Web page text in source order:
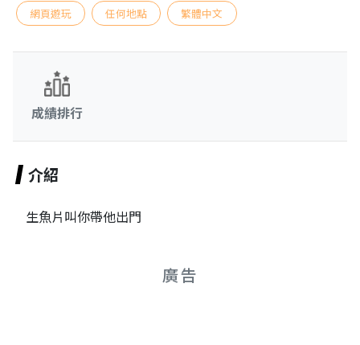
網頁遊玩 任何地點 繁體中文
成績排行
介紹
生魚片叫你帶他出門
廣告